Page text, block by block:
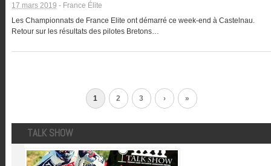
17 mars 2019 - France Élite
Les Championnats de France Elite ont démarré ce week-end à Castelnau.
Retour sur les résultats des pilotes Bretons…
1 2 3 › »
TALK SHOW